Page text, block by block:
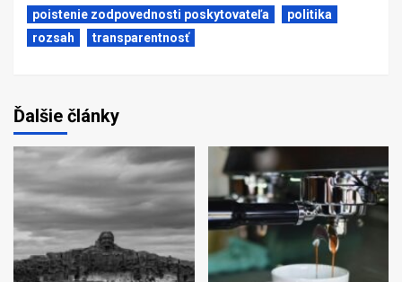
poistenie zodpovednosti poskytovateľa
politika
rozsah
transparentnosť
Ďalšie články